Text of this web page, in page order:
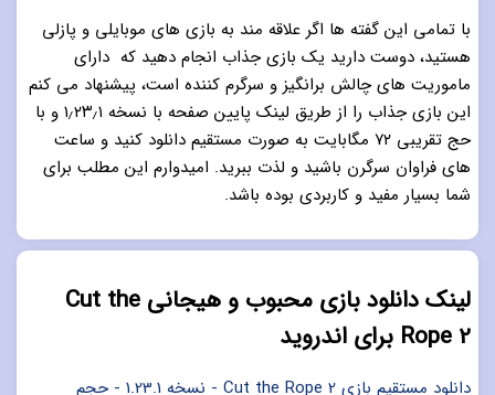
با تمامی این گفته ها اگر علاقه مند به بازی های موبایلی و پازلی
هستید، دوست دارید یک بازی جذاب انجام دهید که دارای
ماموریت های چالش برانگیز و سرگرم کننده است، پیشنهاد می کنم
این بازی جذاب را از طریق لینک پایین صفحه با نسخه ۱٫۲۳٫۱ و با
حج تقریبی ۷۲ مگابایت به صورت مستقیم دانلود کنید و ساعت
های فراوان سرگرن باشید و لذت ببرید. امیدوارم این مطلب برای
شما بسیار مفید و کاربردی بوده باشد.
لینک دانلود بازی محبوب و هیجانی Cut the
Rope 2 برای اندروید
دانلود مستقیم بازی Cut the Rope 2 - نسخه 1.23.1 - حجم